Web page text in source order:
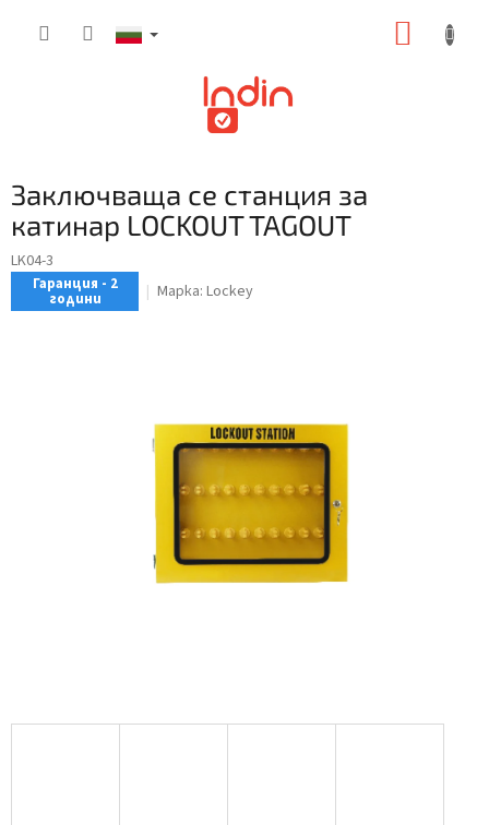
Заключваща се станция за
катинар LOCKOUT TAGOUT
LK04-3
Гаранция - 2
години Марка: Lockey